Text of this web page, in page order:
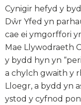
Cynigir hefyd y
Dŵr Yfed yn
cae ei ymgorffori
Mae Llywodraeth
y bydd hyn yn
a chylch gwaith y
Lloegr, a bydd yn
ystod y cyfnod